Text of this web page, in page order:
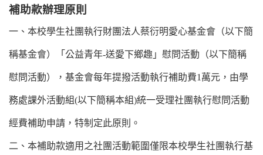
補助款辦理原則
一、本校學生社團執行財團法人蔡衍明愛心基金會（以下簡
稱基金會）「公益青年-送愛下鄉趣」慰問活動（以下簡稱
慰問活動），基金會每年提撥活動執行補助費1萬元，由學
務處課外活動組(以下簡稱本組)統一受理社團執行慰問活動
經費補助申請，特制定此原則。
二、本補助款適用之社團活動範圍僅限本校學生社團執行基